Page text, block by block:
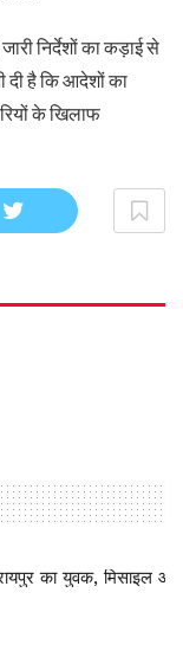
निर्देशों का कड़ाई से
दी है कि आदेशों का
के खिलाफ
का युवक, मिसाइल